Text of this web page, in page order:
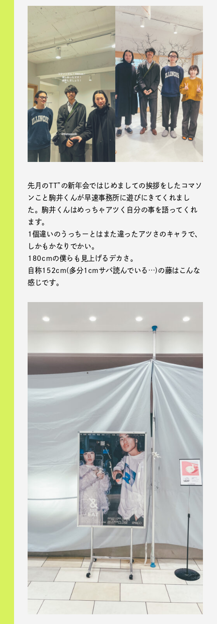
先月のTT”の新年会ではじめましての挨拶をしたコマソ
ンこと駒井くんが早速事務所に遊びにきてくれまし
た。駒井くんはめっちゃアツく自分の事を語ってくれ
ます。
1個違いのうっちーとはまた違ったアツさのキャラで、
しかもかなりでかい。
180cmの僕らも見上げるデカさ。
自称152cm(多分1cmサバ読んでいる…)の藤はこんな
感じです。